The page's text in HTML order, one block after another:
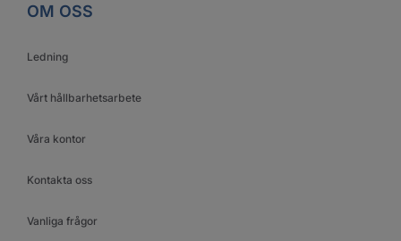
OM OSS
Ledning
Vårt hållbarhetsarbete
Våra kontor
Kontakta oss
Vanliga frågor